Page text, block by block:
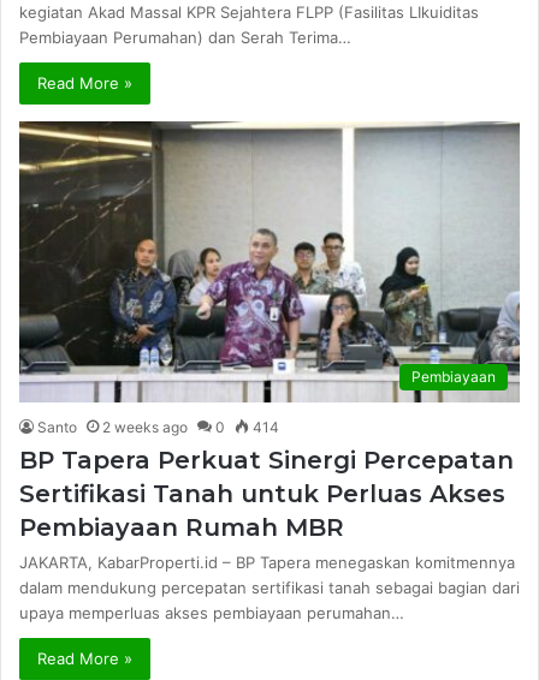
kegiatan Akad Massal KPR Sejahtera FLPP (Fasilitas LIkuiditas
Pembiayaan Perumahan) dan Serah Terima…
Read More »
Pembiayaan
Santo 2 weeks ago 0 414
BP Tapera Perkuat Sinergi Percepatan
Sertifikasi Tanah untuk Perluas Akses
Pembiayaan Rumah MBR
JAKARTA, KabarProperti.id – BP Tapera menegaskan komitmennya
dalam mendukung percepatan sertifikasi tanah sebagai bagian dari
upaya memperluas akses pembiayaan perumahan…
Read More »